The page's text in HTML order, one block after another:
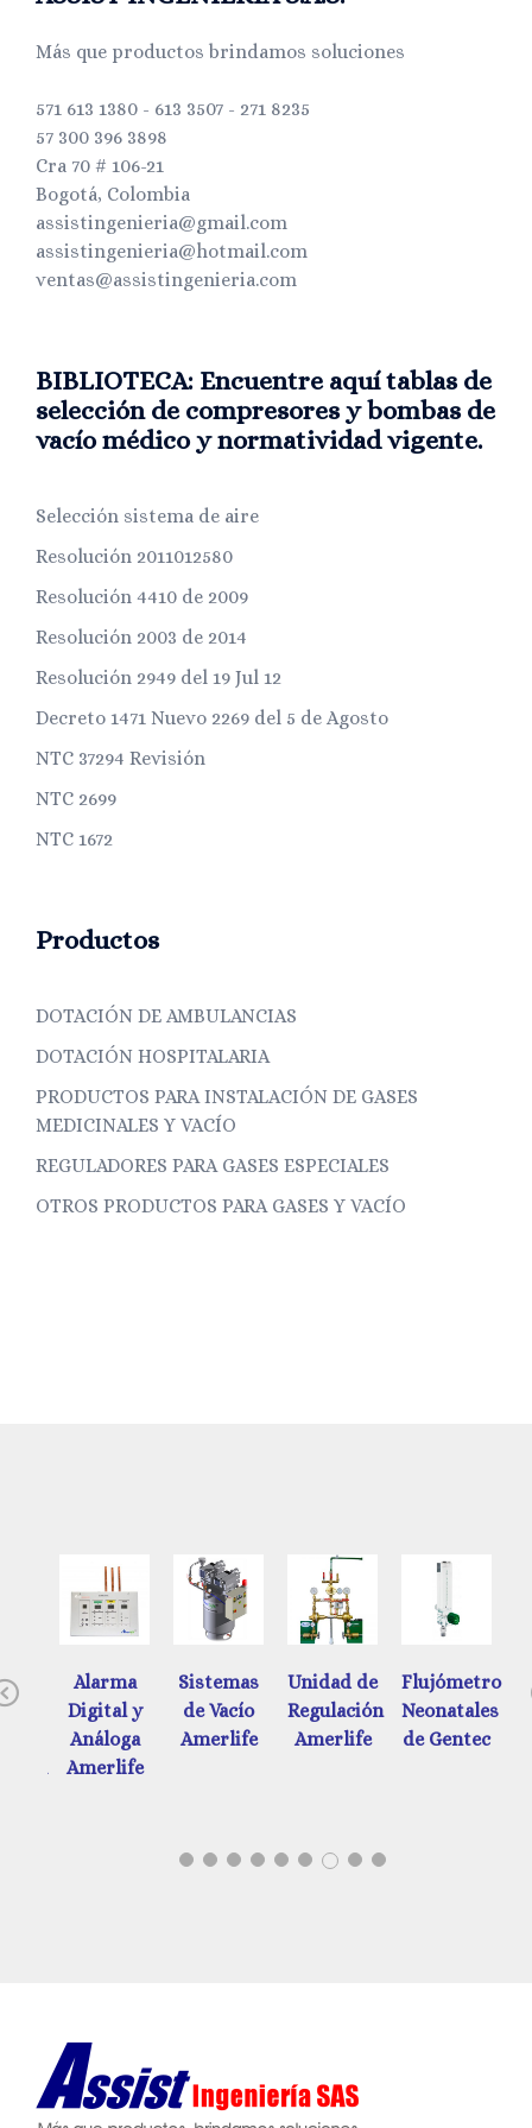
Más que productos brindamos soluciones
571 613 1380 - 613 3507 - 271 8235
57 300 396 3898
Cra 70 # 106-21
Bogotá, Colombia
assistingenieria@gmail.com
assistingenieria@hotmail.com
ventas@assistingenieria.com
BIBLIOTECA: Encuentre aquí tablas de
selección de compresores y bombas de
vacío médico y normatividad vigente.
Selección sistema de aire
Resolución 2011012580
Resolución 4410 de 2009
Resolución 2003 de 2014
Resolución 2949 del 19 Jul 12
Decreto 1471 Nuevo 2269 del 5 de Agosto
NTC 37294 Revisión
NTC 2699
NTC 1672
Productos
DOTACIÓN DE AMBULANCIAS
DOTACIÓN HOSPITALARIA
PRODUCTOS PARA INSTALACIÓN DE GASES
MEDICINALES Y VACÍO
REGULADORES PARA GASES ESPECIALES
OTROS PRODUCTOS PARA GASES Y VACÍO
Previous
Alarma
Digital y
Análoga
Amerlife
Sistemas
de Vacío
Amerlife
Unidad de
Regulación
Amerlife
Flujómetros
Neonatales
de Gentec